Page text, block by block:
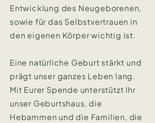
Entwicklung des Neugeborenen,
sowie für das Selbstvertrauen in
den eigenen Körper wichtig ist.
Eine natürliche Geburt stärkt und
prägt unser ganzes Leben lang.
Mit Eurer Spende unterstützt Ihr
unser Geburtshaus, die
Hebammen und die Familien, die